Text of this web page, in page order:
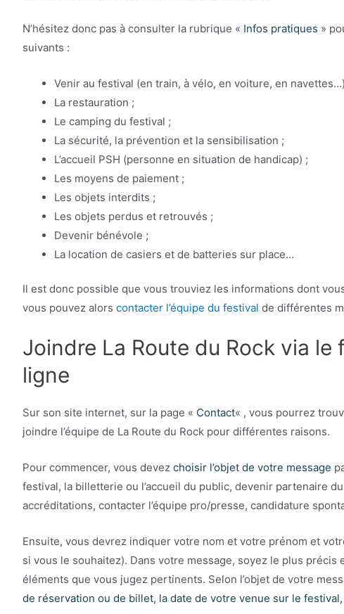
N’hésitez donc pas à consulter la rubrique « Infos pratiques »
suivants :
Venir au festival (en train, à vélo, en voiture, en
La restauration ;
Le camping du festival ;
La sécurité, la prévention et la sensibilisation ;
L’accueil PSH (personne en situation de handicap) ;
Les moyens de paiement ;
Les objets interdits ;
Les objets perdus et retrouvés ;
Devenir bénévole ;
La location de casiers et de batteries sur place…
Il est donc possible que vous trouviez les informations dont
vous pouvez alors contacter l’équipe du festival de différentes
Joindre La Route du Rock via
ligne
Sur son site internet, sur la page « Contact« , vous pourrez
joindre l’équipe de La Route du Rock pour différentes raisons.
Pour commencer, vous devez choisir l’objet de votre message
festival, la billetterie ou l’accueil du public, devenir partenaire
accréditations, contacter l’équipe pro/presse, candidature
Ensuite, vous devrez indiquer votre nom et votre prénom et
si vous le souhaitez). Dans votre message, soyez le plus
éléments que vous jugez pertinents. Selon l’objet de votre
de réservation ou de billet, la date de votre venue sur le